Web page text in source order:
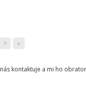
> »
kontaktuje a mi ho